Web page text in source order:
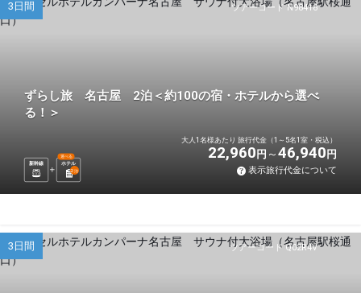
ツアーコード N98418
3日間
ずらし旅 名古屋 2泊＜約100の宿・ホテルから選べ
る！＞
新幹線 ホテル
選べる
2泊
大人1名様あたり 旅行代金（1～5名1室・税込）
22,960 円 46,940 円
表示旅行代金について
ツアーコード Q02R4V
3日間